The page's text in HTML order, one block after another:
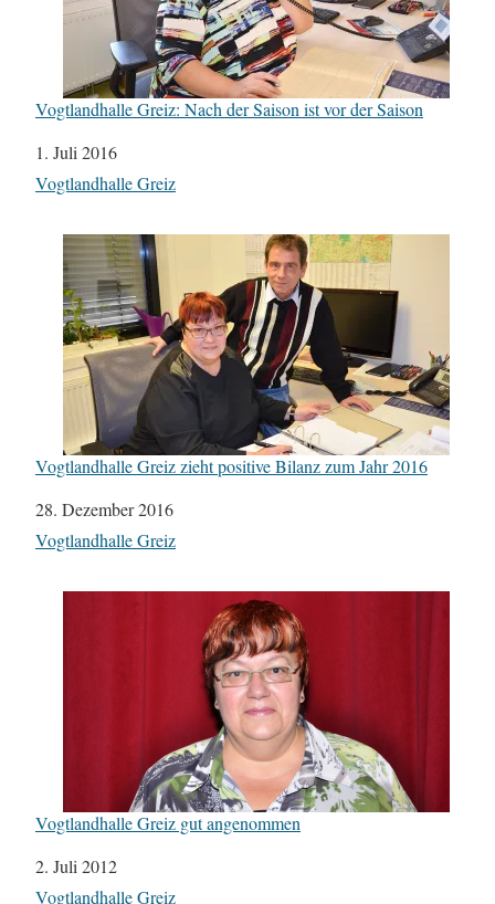
Vogtlandhalle Greiz: Nach der Saison ist vor der Saison
Datum
1. Juli 2016
In Bezug auf
Vogtlandhalle Greiz
Vogtlandhalle Greiz zieht positive Bilanz zum Jahr 2016
Datum
28. Dezember 2016
In Bezug auf
Vogtlandhalle Greiz
Vogtlandhalle Greiz gut angenommen
Datum
2. Juli 2012
In Bezug auf
Vogtlandhalle Greiz